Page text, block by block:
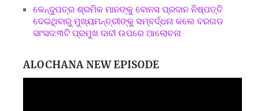
କେନ୍ଦୁପତ୍ର ଶ୍ରମିକ ମାନଙ୍କୁ ବୋନସ ପ୍ରଦାନ ନିଷ୍ପତ୍ତି
ଦେଇଥିବାରୁ ମୁଖ୍ୟମନ୍ତ୍ରୀଙ୍କୁ ସମ୍ବର୍ଦ୍ଧନା କଲେ ବରଗଡ
ସାଂସଦ:୩ଟି ପ୍ରମୁଖ ଦାବୀ ଉପରେ ଆଲୋଚନା
ALOCHANA NEW EPISODE